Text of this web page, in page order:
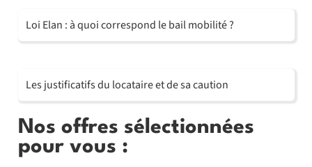
Loi Elan : à quoi correspond le bail mobilité ?
Les justificatifs du locataire et de sa caution
Nos offres sélectionnées
pour vous :